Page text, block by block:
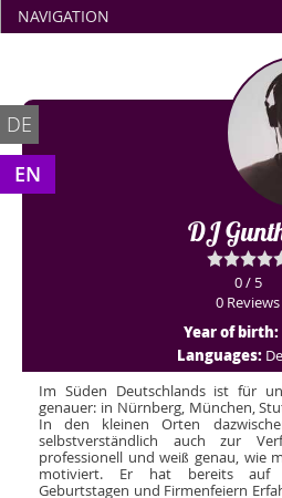
NAVIGATION
DE
EN
DJ
0 / 5
0 Reviews
Year of birth:
Languages:
Im Süden Deutschlands ist für
genauer: in Nürnberg, München,
In den kleinen Orten
selbstverständlich auch zur
professionell und weiß genau, wie
motiviert. Er hat bereits auf
Geburtstagen und Firmenfeiern